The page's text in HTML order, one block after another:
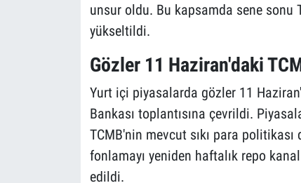
unsur oldu. Bu kapsamda sene sonu
yükseltildi.
Gözler 11 Haziran'daki
Yurt içi piyasalarda gözler 11
Bankası toplantısına çevrildi.
TCMB'nin mevcut sıkı para
fonlamayı yeniden haftalık repo
edildi.